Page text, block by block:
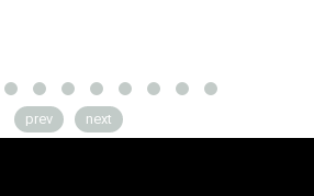
prev next